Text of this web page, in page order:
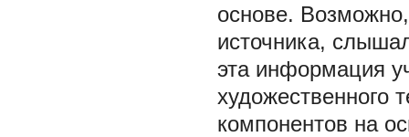
основе.
источника,
эта информация
художественного
компонентов на